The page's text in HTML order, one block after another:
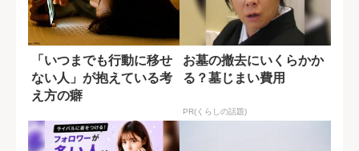
「いつまでも行動に移せ
ない人」が抱えている考
え方の癖
お墓の撤去にいくらかか
る？墓じまい費用
PR(くらしの話題)